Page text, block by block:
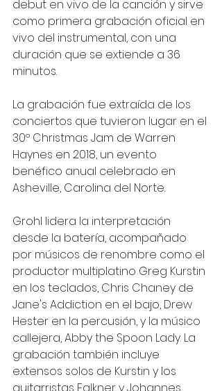
debut en vivo de la canción y sirve
como primera grabación oficial en
vivo del instrumental, con una
duración que se extiende a 36
minutos.
La grabación fue extraída de los
conciertos que tuvieron lugar en el
30º Christmas Jam de Warren
Haynes en 2018, un evento
benéfico anual celebrado en
Asheville, Carolina del Norte.
Grohl lidera la interpretación
desde la batería, acompañado
por músicos de renombre como el
productor multiplatino Greg Kurstin
en los teclados, Chris Chaney de
Jane's Addiction en el bajo, Drew
Hester en la percusión, y la músico
callejera, Abby the Spoon Lady. La
grabación también incluye
extensos solos de Kurstin y los